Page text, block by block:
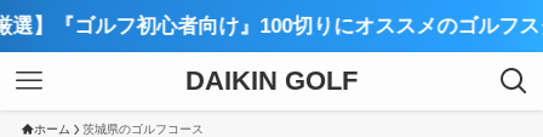
ゴルフ初心者向け』100切りにオススメのゴルフスクー
DAIKIN GOLF
ホーム 茨城県のゴルフコース